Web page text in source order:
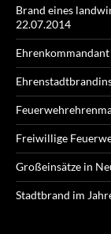
Brand eines
22.07.2014
Freiwillige
Großeinsätze in
Stadtbrand im